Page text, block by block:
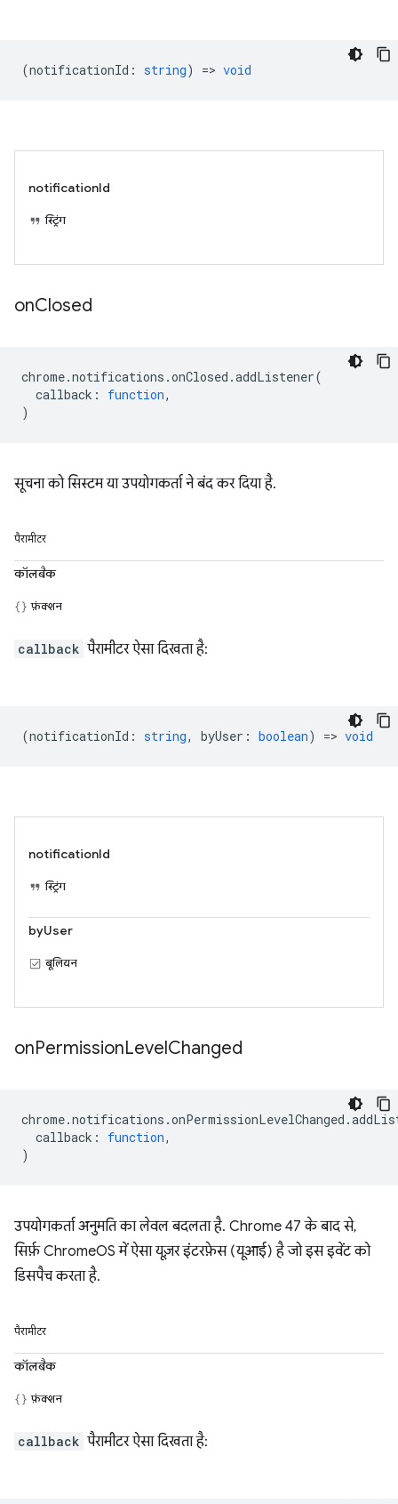
(notificationId : string) => void
notificationId
स्ट्रिंग
onClosed
chrome.notifications .onClosed .addListener(
callback : function,
)
सूचना को सिस्टम या उपयोगकर्ता ने बंद कर दिया है.
पैरामीटर
कॉलबैक
फ़ंक्शन
callback पैरामीटर ऐसा दिखता है:
(notificationId : string, byUser : boolean) => void
notificationId
स्ट्रिंग
byUser
बूलियन
onPermissionLevelChanged
chrome.notifications .onPermissionLevelChanged .
callback : function,
)
उपयोगकर्ता अनुमति का लेवल बदलता है. Chrome 47 के बाद से,
सिर्फ़ ChromeOS में ऐसा यूज़र इंटरफ़ेस (यूआई) है जो इस इवेंट को
डिसपैच करता है.
पैरामीटर
कॉलबैक
फ़ंक्शन
callback पैरामीटर ऐसा दिखता है: